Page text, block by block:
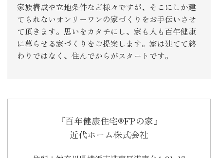
家族構成や立地条件など様々ですが、そこにしか建
てられないオンリーワンの家づくりをお手伝いさせ
て頂きます。思いをカタチにし、家も人も百年健康
に暮らせる家づくりをご提案します。家は建てて終
わりではなく、住んでからがスタートです。
『百年健康住宅®FPの家』
近代ホーム株式会社